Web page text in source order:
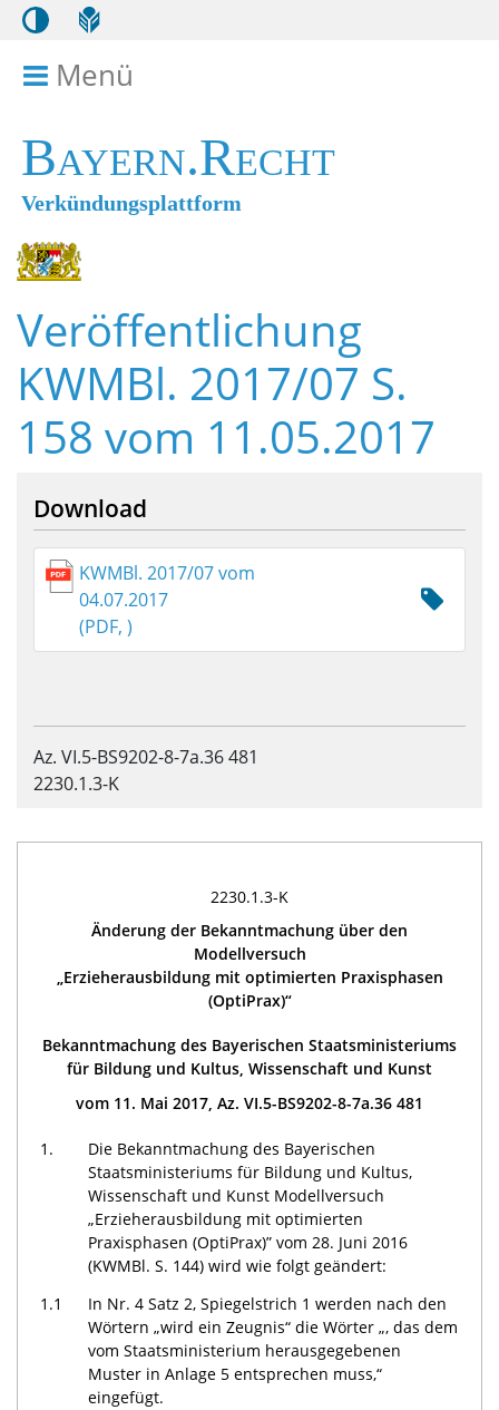
Menü
Bayern.Recht
Verkündungsplattform
Veröffentlichung
KWMBl. 2017/07 S.
158 vom 11.05.2017
Download
KWMBl. 2017/07 vom
04.07.2017
(PDF, )
Az. VI.5-BS9202-8-7a.36 481
2230.1.3-K
2230.1.3-K
Änderung der Bekanntmachung über den
Modellversuch
„Erzieherausbildung mit optimierten Praxisphasen
(OptiPrax)“
Bekanntmachung des Bayerischen Staatsministeriums
für Bildung und Kultus, Wissenschaft und Kunst
vom 11. Mai 2017, Az. VI.5-BS9202-8-7a.36 481
1.
Die Bekanntmachung des Bayerischen
Staatsministeriums für Bildung und Kultus,
Wissenschaft und Kunst Modellversuch
„Erzieherausbildung mit optimierten
Praxisphasen (OptiPrax)” vom 28. Juni 2016
(KWMBl. S. 144) wird wie folgt geändert:
1.1
In Nr. 4 Satz 2, Spiegelstrich 1 werden nach den
Wörtern „wird ein Zeugnis“ die Wörter „, das dem
vom Staatsministerium herausgegebenen
Muster in Anlage 5 entsprechen muss,“
eingefügt.